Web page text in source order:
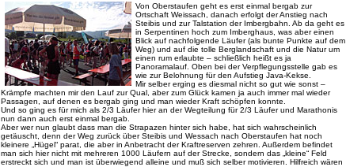
Von Oberstaufen geht es erst einmal bergab zur
Ortschaft Weissach, danach erfolgt der Anstieg nach
Steibis und zur Talstation der Imbergbahn. Ab da geht es
in Serpentinen hoch zum Imberghaus, was aber einen
Blick auf nachfolgende Läufer (als bunte Punkte auf dem
Weg) und auf die tolle Berglandschaft und die Natur um
einen rum erlaubte – schließlich heißt es ja
Panoramalauf. Oben bei der Verpflegungsstelle gab es
wie zur Belohnung für den Aufstieg Java-Kekse.
Mir selber erging es diesmal nicht so gut wie sonst –
Krämpfe machten mir den Lauf zur Qual, aber zum Glück kamen ja auch immer mal wieder
Passagen, auf denen es bergab ging und man wieder Kraft schöpfen konnte.
Und so ging es für mich als 2/3 Läufer hier an der Wegteilung für 2/3 Läufer und Marathonis
nun dann auch erst einmal bergab.
Aber wer nun glaubt dass man die Strapazen hinter sich habe, hat sich wahrscheinlich
getäuscht, denn der Weg zurück über Steibis und Wessach nach Oberstaufen hat noch
kleinere „Hügel“ parat, die aber in Anbetracht der Kraftreserven zehren. Außerdem befindet
man sich hier nicht mit mehreren 1000 Läufern auf der Strecke, sondern das „kleine“ Feld
erstreckt sich und man ist überwiegend alleine und muß sich selber motivieren. Hilfreich wären